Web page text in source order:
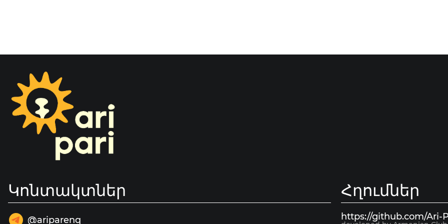
Կոնտակտներ
@ariparenq
Հղումներ
https://github.com/Ari-